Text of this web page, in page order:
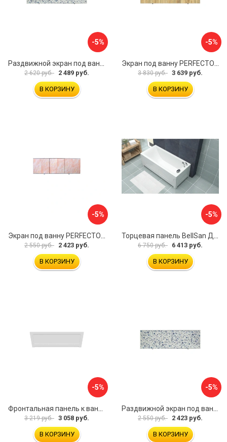
-5%
2 620 руб. 2 489 руб.
В КОРЗИНУ
-5%
3 830 руб. 3 639 руб.
В КОРЗИНУ
-5%
Экран под ванну PERFECTO LINEA 36-000157
2 550 руб. 2 423 руб.
В КОРЗИНУ
-5%
Торцевая панель BellSan Даниелла 4627171531049
6 750 руб. 6 413 руб.
В КОРЗИНУ
-5%
3 219 руб. 3 058 руб.
В КОРЗИНУ
-5%
2 550 руб. 2 423 руб.
В КОРЗИНУ